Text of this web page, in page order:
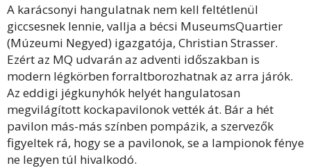
A karácsonyi hangulatnak nem kell feltétlenül
giccsesnek lennie, vallja a bécsi MuseumsQuartier
(Múzeumi Negyed) igazgatója, Christian Strasser.
Ezért az MQ udvarán az adventi időszakban is
modern légkörben forraltborozhatnak az arra járók.
Az eddigi jégkunyhók helyét hangulatosan
megvilágított kockapavilonok vették át. Bár a hét
pavilon más-más színben pompázik, a szervezők
figyeltek rá, hogy se a pavilonok, se a lampionok fénye
ne legyen túl hivalkodó.